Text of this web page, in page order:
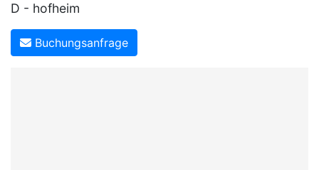
D - hofheim
Buchungsanfrage